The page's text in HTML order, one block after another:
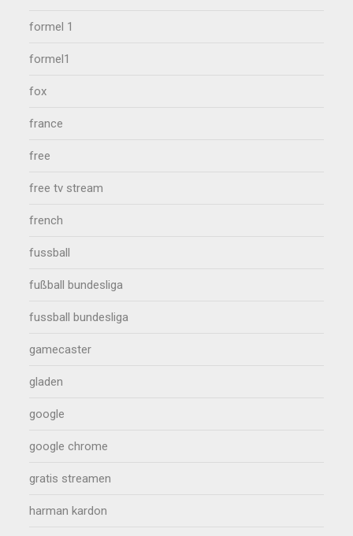
formel 1
formel1
fox
france
free
free tv stream
french
fussball
fußball bundesliga
fussball bundesliga
gamecaster
gladen
google
google chrome
gratis streamen
harman kardon